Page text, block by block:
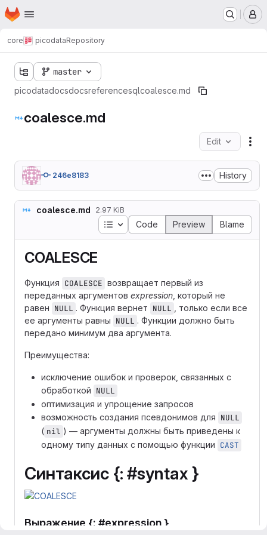
Skip to main content
Homepage
core picodataRepository
master
picodatadocsdocsreferencesqlcoalesce.md
coalesce.md
Edit
246e8183 History
coalesce.md 2.97 KiB
Table of contents
Code Preview Blame
COALESCE
Функция COALESCE возвращает первый из
переданных аргументов expression , который не
равен NULL . Функция вернет NULL
, только если все
ее аргументы равны NULL . Функции должно быть
передано минимум два аргумента.
Преимущества:
исключение ошибок и проверок, связанных с
обработкой NULL
оптимизация и упрощение запросов
возможность создания псевдонимов для NULL
( nil ) — аргументы должны быть приведены к
одному типу данных с помощью функции CAST
Синтаксис {: #syntax }
Выражение {: #expression }